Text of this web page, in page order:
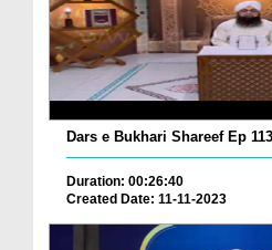
Duration: 00:26:40
Created Date: 11-11-2023